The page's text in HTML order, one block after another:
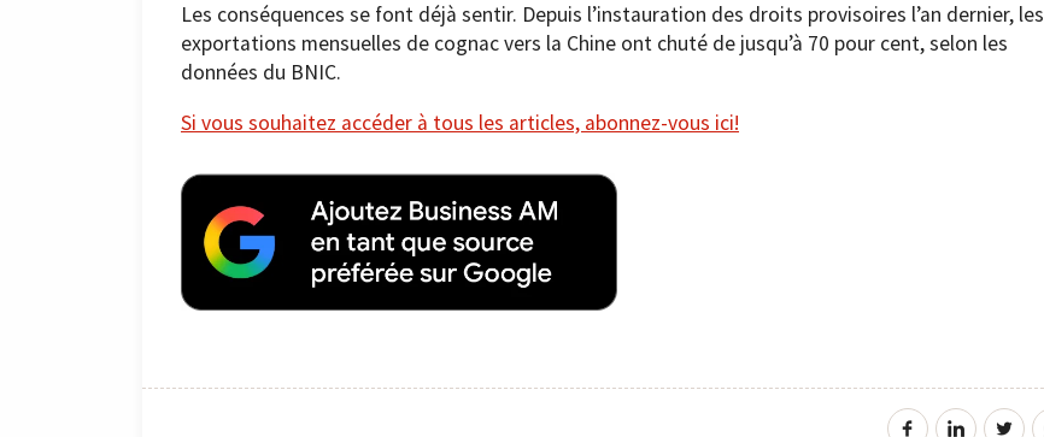
Les conséquences se font déjà sentir. Depuis l’instauration des droits provisoires l’an dernier, les
exportations mensuelles de cognac vers la Chine ont chuté de jusqu’à 70 pour cent, selon les
données du BNIC.
Si vous souhaitez accéder à tous les articles, abonnez-vous ici!